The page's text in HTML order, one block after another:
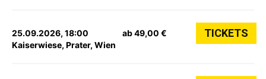
25.09.2026, 18:00
Kaiserwiese, Prater, Wien
ab 49,00 € TICKETS